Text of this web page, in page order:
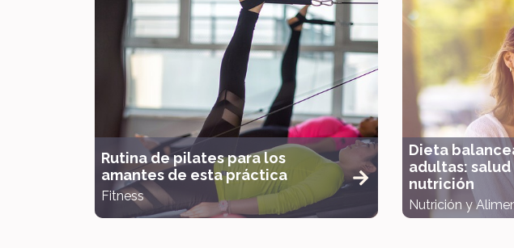
Rutina de pilates para los
amantes de esta práctica
Fitness
Dieta
adultas:
nutrición
Nutrición y